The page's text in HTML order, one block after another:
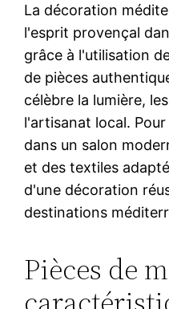
La décoration
l'esprit provençal
grâce à l'utilisation
de pièces
célèbre la lumière,
l'artisanat local.
dans un salon
et des textiles
d'une décoration
destinations
Pièces de